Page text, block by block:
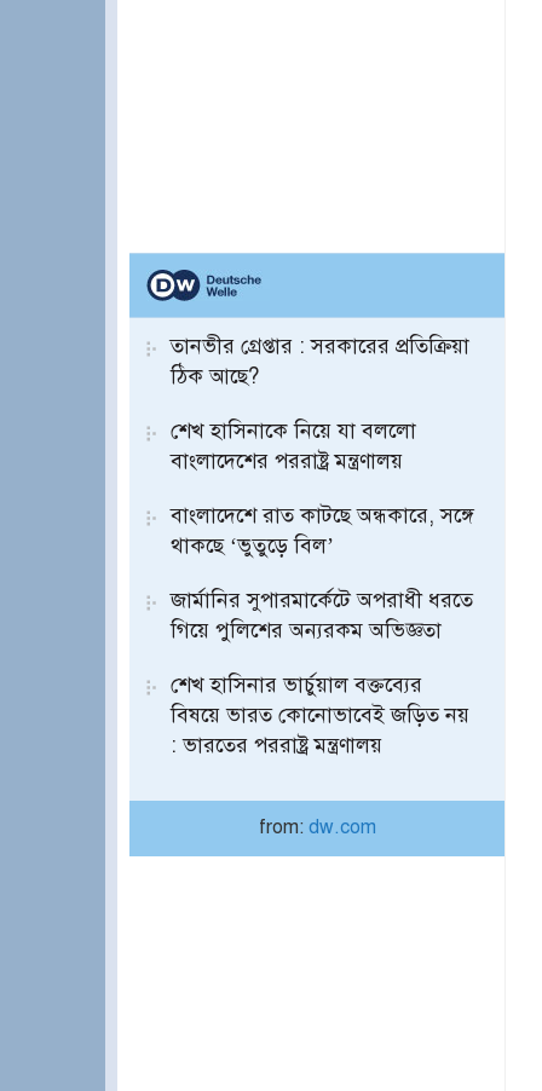
তানভীর গ্রেপ্তার : সরকারের প্রতিক্রিয়া
ঠিক আছে?
শেখ হাসিনাকে নিয়ে যা বললো
বাংলাদেশের পররাষ্ট্র মন্ত্রণালয়
বাংলাদেশে রাত কাটছে অন্ধকারে, সঙ্গে
থাকছে ‘ভুতুড়ে বিল’
জার্মানির সুপারমার্কেটে অপরাধী ধরতে
গিয়ে পুলিশের অন্যরকম অভিজ্ঞতা
শেখ হাসিনার ভার্চুয়াল বক্তব্যের
বিষয়ে ভারত কোনোভাবেই জড়িত নয়
: ভারতের পররাষ্ট্র মন্ত্রণালয়
from: dw.com